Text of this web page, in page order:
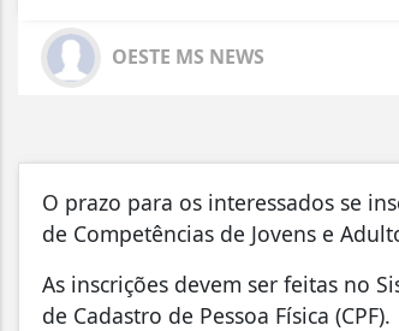
OESTE MS NEWS
O prazo para os interessados se
de Competências de Jovens e
As inscrições devem ser feitas no
de Cadastro de Pessoa Física (CPF).